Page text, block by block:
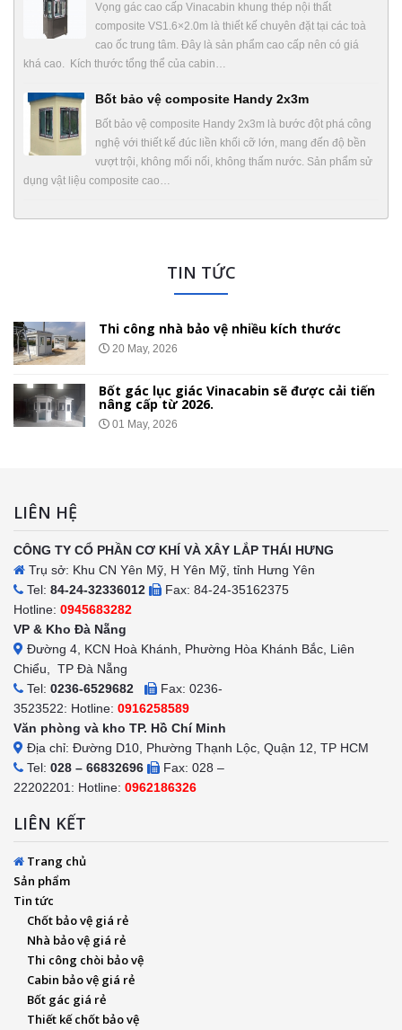
Vọng gác cao cấp Vinacabin khung thép nội thất
composite VS1.6×2.0m là thiết kế chuyên đặt tại các toà
cao ốc trung tâm. Đây là sản phẩm cao cấp nên có giá
khá cao. Kích thước tổng thể của cabin…
Bốt bảo vệ composite Handy 2x3m
Bốt bảo vệ composite Handy 2x3m là bước đột phá công
nghệ với thiết kế đúc liền khối cỡ lớn, mang đến độ bền
vượt trội, không mối nối, không thấm nước. Sản phẩm sử
dụng vật liệu composite cao…
TIN TỨC
Thi công nhà bảo vệ nhiều kích thước
20 May, 2026
Bốt gác lục giác Vinacabin sẽ được cải tiến
nâng cấp từ 2026.
01 May, 2026
LIÊN HỆ
CÔNG TY CỔ PHẦN CƠ KHÍ VÀ XÂY LẮP THÁI HƯNG
Trụ sở: Khu CN Yên Mỹ, H Yên Mỹ, tỉnh Hưng Yên
Tel: 84-24-32336012
Fax: 84-24-35162375
Hotline: 0945683282
VP & Kho Đà Nẵng
Đường 4, KCN Hoà Khánh, Phường Hòa Khánh Bắc, Liên
Chiểu, TP Đà Nẵng
Tel: 0236-6529682
Fax: 0236-
3523522: Hotline: 0916258589
Văn phòng và kho TP. Hồ Chí Minh
Địa chỉ: Đường D10, Phường Thạnh Lộc, Quận 12, TP HCM
Tel: 028 – 66832696
Fax: 028 –
22202201: Hotline: 0962186326
LIÊN KẾT
Trang chủ
Sản phẩm
Tin tức
Chốt bảo vệ giá rẻ
Nhà bảo vệ giá rẻ
Thi công chòi bảo vệ
Cabin bảo vệ giá rẻ
Bốt gác giá rẻ
Thiết kế chốt bảo vệ